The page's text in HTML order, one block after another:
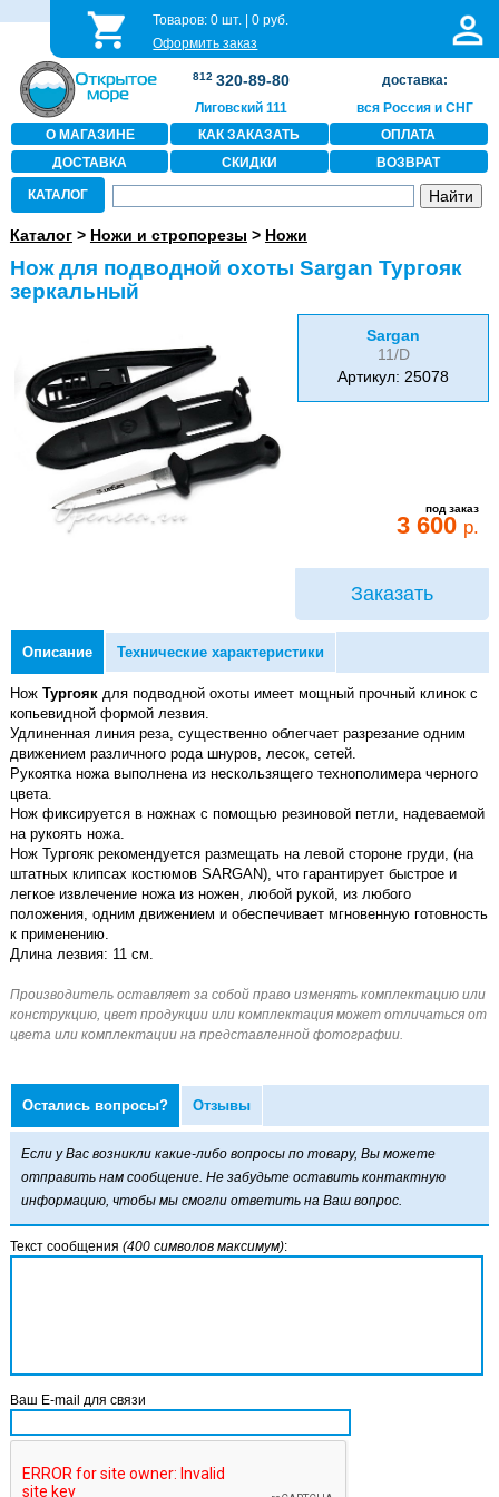
Товаров:0 шт. |0 руб.
Оформить заказ
812 320-89-80
Лиговский 111
доставка:
вся Россия и СНГ
О МАГАЗИНЕ
КАК ЗАКАЗАТЬ
ОПЛАТА
ДОСТАВКА
СКИДКИ ВОЗВРАТ
КАТАЛОГ
Каталог> Ножи и стропорезы > Ножи
Нож для подводной охоты Sargan Тургояк
зеркальный
Sargan
11/D
Артикул: 25078
под заказ
3 600 р.
Заказать
Описание Технические характеристики
Нож Тургояк для подводной охоты имеет мощный прочный клинок с
копьевидной формой лезвия.
Удлиненная линия реза, существенно облегчает разрезание одним
движением различного рода шнуров, лесок, сетей.
Рукоятка ножа выполнена из нескользящего технополимера черного
цвета.
Нож фиксируется в ножнах с помощью резиновой петли, надеваемой
на рукоять ножа.
Нож Тургояк рекомендуется размещать на левой стороне груди, (на
штатных клипсах костюмов SARGAN), что гарантирует быстрое и
легкое извлечение ножа из ножен, любой рукой, из любого
положения, одним движением и обеспечивает мгновенную готовность
к применению.
Длина лезвия: 11 см.
Остались вопросы? Отзывы
Если у Вас возникли какие-либо вопросы по товару, Вы можете
отправить нам сообщение. Не забудьте оставить контактную
информацию, чтобы мы смогли ответить на Ваш вопрос.
Текст сообщения (400 символов максимум):
Ваш E-mail для связи